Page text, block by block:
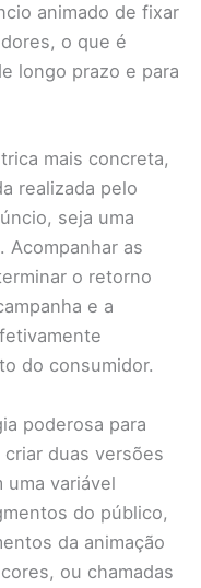
animado de fixar
o que é
longo prazo e para
mais concreta,
realizada pelo
seja uma
Acompanhar as
o retorno
e a
do consumidor.
poderosa para
duas versões
uma variável
do público,
da animação
ou chamadas